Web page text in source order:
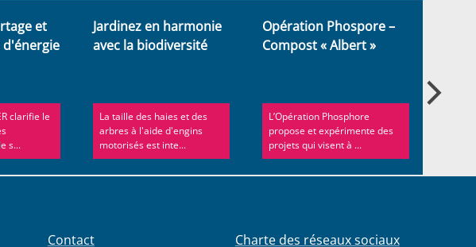
et
clarifie le
s...
Jardinez en harmonie
avec la biodiversité
La taille des haies et des
arbres à l'aide d'engins
motorisés est inte...
Opération Phospore –
Compost « Albert »
L’Opération Phosphore
propose et expérimente des
projets qui visent à ...
Contact Charte des réseaux sociaux